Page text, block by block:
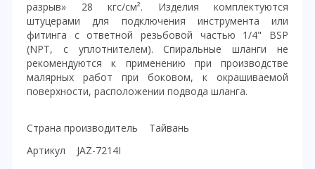
разрыв» 28 кгс/см². Изделия комплектуются
штуцерами для подключения инструмента или
фитинга с ответной резьбовой частью 1/4" BSP
(NPT, с уплотнителем). Спиральные шланги не
рекомендуются к применению при производстве
малярных работ при боковом, к окрашиваемой
поверхности, расположении подвода шланга.
Страна производитель Тайвань
Артикул JAZ-7214I